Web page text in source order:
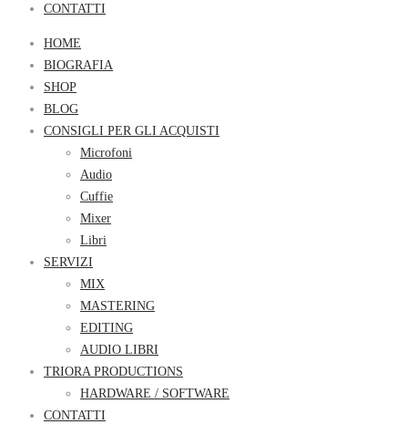
CONTATTI
HOME
BIOGRAFIA
SHOP
BLOG
CONSIGLI PER GLI ACQUISTI
Microfoni
Audio
Cuffie
Mixer
Libri
SERVIZI
MIX
MASTERING
EDITING
AUDIO LIBRI
TRIORA PRODUCTIONS
HARDWARE / SOFTWARE
CONTATTI